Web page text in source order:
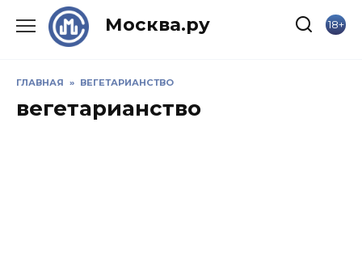
Москва.ру 18+
ГЛАВНАЯ » ВЕГЕТАРИАНСТВО
вегетарианство